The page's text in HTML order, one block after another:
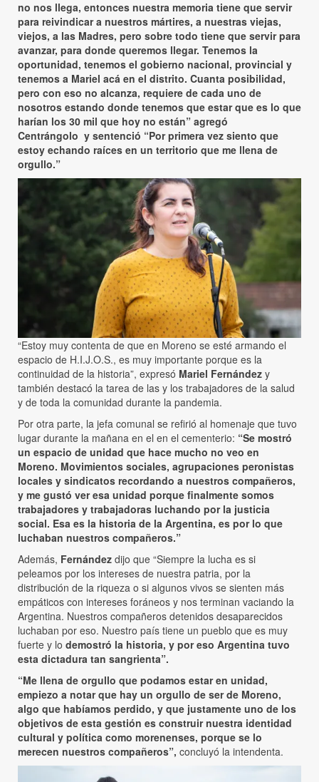
no nos llega, entonces nuestra memoria tiene que servir
para reivindicar a nuestros mártires, a nuestras viejas,
viejos, a las Madres, pero sobre todo tiene que servir para
avanzar, para donde queremos llegar. Tenemos la
oportunidad, tenemos el gobierno nacional, provincial y
tenemos a Mariel acá en el distrito. Cuanta posibilidad,
pero con eso no alcanza, requiere de cada uno de
nosotros estando donde tenemos que estar que es lo que
harían los 30 mil que hoy no están” agregó
Centrángolo y sentenció “Por primera vez siento que
estoy echando raíces en un territorio que me llena de
orgullo.”
“Estoy muy contenta de que en Moreno se esté armando el
espacio de H.I.J.O.S., es muy importante porque es la
continuidad de la historia”, expresó Mariel Fernández y
también destacó la tarea de las y los trabajadores de la salud
y de toda la comunidad durante la pandemia.
Por otra parte, la jefa comunal se refirió al homenaje que tuvo
lugar durante la mañana en el en el cementerio: “Se mostró
un espacio de unidad que hace mucho no veo en
Moreno. Movimientos sociales, agrupaciones peronistas
locales y sindicatos recordando a nuestros compañeros,
y me gustó ver esa unidad porque finalmente somos
trabajadores y trabajadoras luchando por la justicia
social. Esa es la historia de la Argentina, es por lo que
luchaban nuestros compañeros.”
Además, Fernández dijo que “Siempre la lucha es si
peleamos por los intereses de nuestra patria, por la
distribución de la riqueza o si algunos vivos se sienten más
empáticos con intereses foráneos y nos terminan vaciando la
Argentina. Nuestros compañeros detenidos desaparecidos
luchaban por eso. Nuestro país tiene un pueblo que es muy
fuerte y lo demostró la historia, y por eso Argentina tuvo
esta dictadura tan sangrienta”.
“Me llena de orgullo que podamos estar en unidad,
empiezo a notar que hay un orgullo de ser de Moreno,
algo que habíamos perdido, y que justamente uno de los
objetivos de esta gestión es construir nuestra identidad
cultural y política como morenenses, porque se lo
merecen nuestros compañeros”, concluyó la intendenta.